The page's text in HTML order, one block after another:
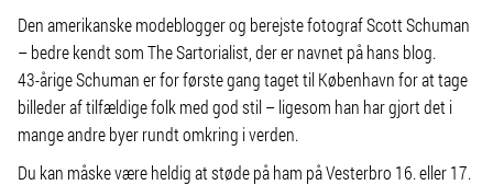
Den amerikanske modeblogger og berejste fotograf Scott Schuman
– bedre kendt som The Sartorialist, der er navnet på hans blog.
43-årige Schuman er for første gang taget til København for at tage
billeder af tilfældige folk med god stil – ligesom han har gjort det i
mange andre byer rundt omkring i verden.
Du kan måske være heldig at støde på ham på Vesterbro 16. eller 17.
VISIT WEBSITE